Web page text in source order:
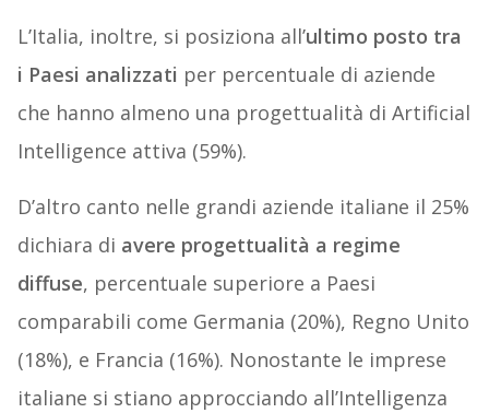
L’Italia, inoltre, si posiziona all’ultimo posto tra
i Paesi analizzati per percentuale di aziende
che hanno almeno una progettualità di Artificial
Intelligence attiva (59%).
D’altro canto nelle grandi aziende italiane il 25%
dichiara di avere progettualità a regime
diffuse, percentuale superiore a Paesi
comparabili come Germania (20%), Regno Unito
(18%), e Francia (16%). Nonostante le imprese
italiane si stiano approcciando all’Intelligenza